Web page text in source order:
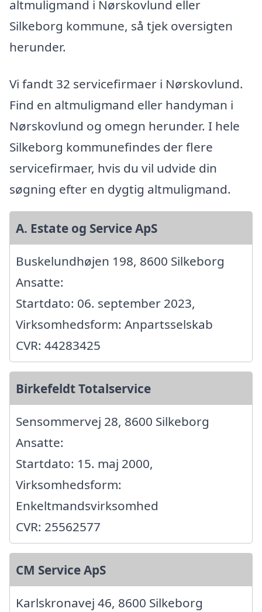
altmuligmand i Nørskovlund eller
Silkeborg kommune, så tjek oversigten
herunder.
Vi fandt 32 servicefirmaer i Nørskovlund.
Find en altmuligmand eller handyman i
Nørskovlund og omegn herunder. I hele
Silkeborg kommunefindes der flere
servicefirmaer, hvis du vil udvide din
søgning efter en dygtig altmuligmand.
A. Estate og Service ApS
Buskelundhøjen 198, 8600 Silkeborg
Ansatte:
Startdato: 06. september 2023,
Virksomhedsform: Anpartsselskab
CVR: 44283425
Birkefeldt Totalservice
Sensommervej 28, 8600 Silkeborg
Ansatte:
Startdato: 15. maj 2000,
Virksomhedsform:
Enkeltmandsvirksomhed
CVR: 25562577
CM Service ApS
Karlskronavej 46, 8600 Silkeborg